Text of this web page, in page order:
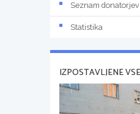
Seznam donatorjev
Statistika
IZPOSTAVLJENE